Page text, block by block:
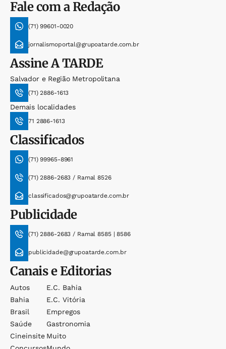
Fale com a Redação
(71) 99601-0020
jornalismoportal@grupoatarde.com.br
AssineA TARDE
Salvador e Região Metropolitana
(71) 2886-1613
Demais localidades
71 2886-1613
Classificados
(71) 99965-8961
(71) 2886-2683 / Ramal 8526
classificados@grupoatarde.com.br
Publicidade
(71) 2886-2683 / Ramal 8585 | 8586
publicidade@grupoatarde.com.br
Canais e Editorias
Autos
Bahia
Brasil
Saúde
Cineinsite
E.c. Bahia
E.c. Vitória
Empregos
Gastronomia
Muito